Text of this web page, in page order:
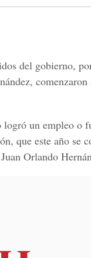
del gobierno,
comenzaron
un empleo o
que este año se
Orlando